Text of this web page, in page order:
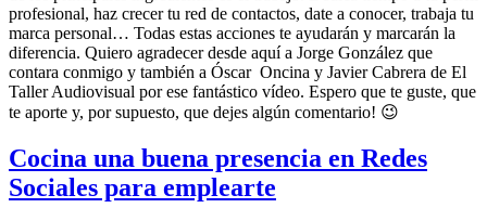
profesional, haz crecer tu red de contactos, date a conocer, trabaja tu
marca personal… Todas estas acciones te ayudarán y marcarán la
diferencia. Quiero agradecer desde aquí a Jorge González que
contara conmigo y también a Óscar Oncina y Javier Cabrera de El
Taller Audiovisual por ese fantástico vídeo. Espero que te guste, que
te aporte y, por supuesto, que dejes algún comentario! 😉
Cocina una buena presencia en Redes
Sociales para emplearte